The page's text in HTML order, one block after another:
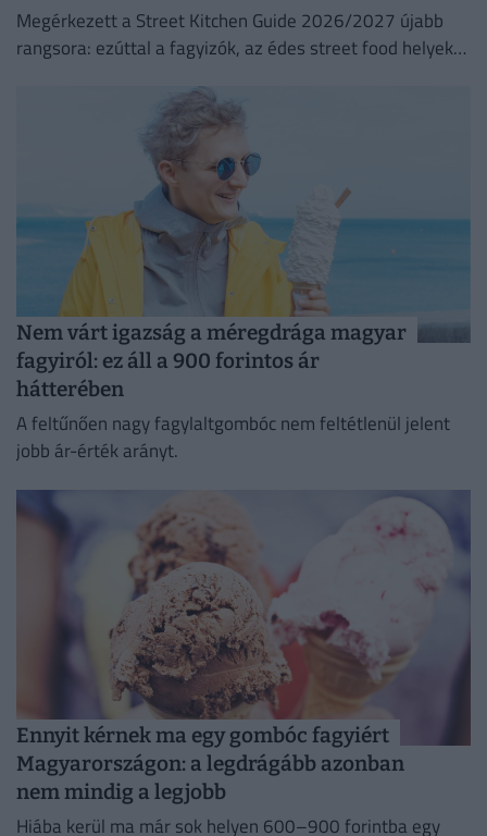
Megérkezett a Street Kitchen Guide 2026/2027 újabb
rangsora: ezúttal a fagyizók, az édes street food helyek
Nem várt igazság a méregdrága magyar
fagyiról: ez áll a 900 forintos ár
hátterében
A feltűnően nagy fagylaltgombóc nem feltétlenül jelent
jobb ár-érték arányt.
Ennyit kérnek ma egy gombóc fagyiért
Magyarországon: a legdrágább azonban
nem mindig a legjobb
Hiába kerül ma már sok helyen 600–900 forintba egy